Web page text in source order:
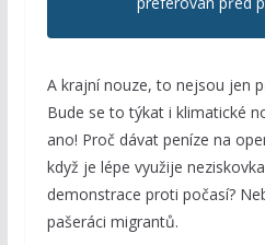
A krajní nouze, to nejsou jen
Bude se to týkat i klimatické
ano! Proč dávat peníze na
když je lépe využije
demonstrace proti počasí?
pašeráci migrantů.